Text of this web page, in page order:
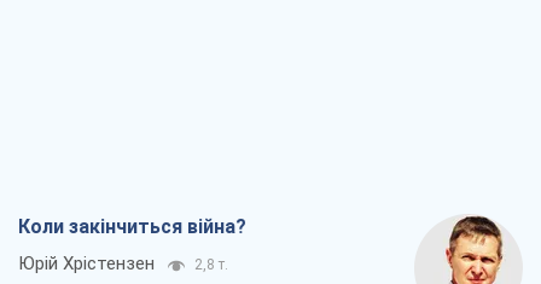
Коли закінчиться війна?
Юрій Хрістензен 2,8 т.